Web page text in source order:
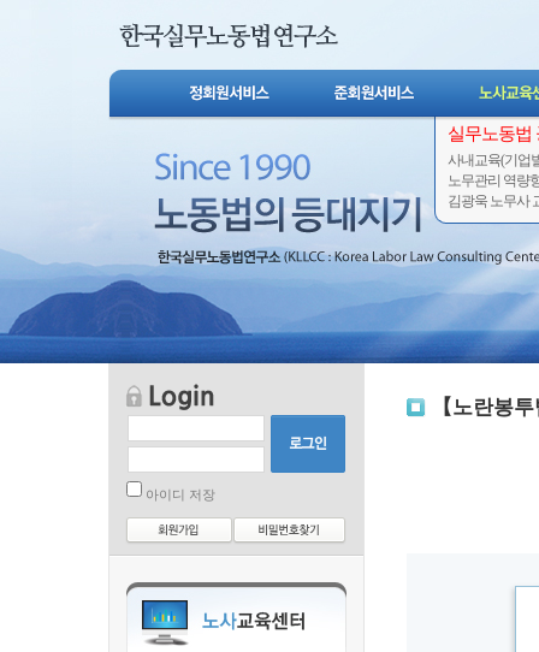
실무노동법
사내교육(기업
노무관리 역량
김광욱 노무사
아이디 저장
【노란봉